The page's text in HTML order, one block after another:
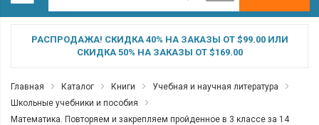
РАСПРОДАЖА! СКИДКА 40% НА ЗАКАЗЫ ОТ $99.00 ИЛИ
СКИДКА 50% НА ЗАКАЗЫ ОТ $169.00
Главная Каталог Книги
Учебная и научная литература
Школьные учебники и пособия
Математика. Повторяем и закрепляем пройденное в 3 классе за 14